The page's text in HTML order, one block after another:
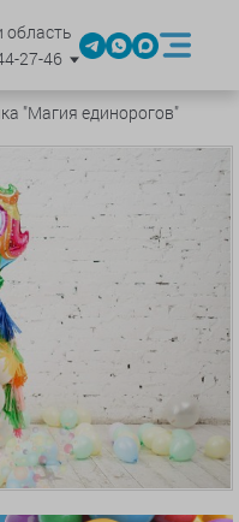
область
27-46
"Магия единорогов"